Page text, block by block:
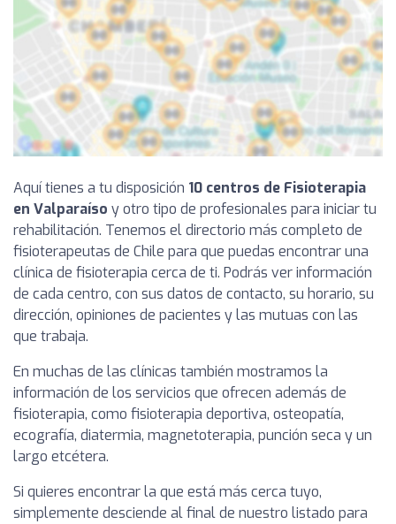
Aquí tienes a tu disposición 10 centros de Fisioterapia
en Valparaíso y otro tipo de profesionales para iniciar tu
rehabilitación. Tenemos el directorio más completo de
fisioterapeutas de Chile para que puedas encontrar una
clínica de fisioterapia cerca de ti. Podrás ver información
de cada centro, con sus datos de contacto, su horario, su
dirección, opiniones de pacientes y las mutuas con las
que trabaja.
En muchas de las clínicas también mostramos la
información de los servicios que ofrecen además de
fisioterapia, como fisioterapia deportiva, osteopatía,
ecografía, diatermia, magnetoterapia, punción seca y un
largo etcétera.
Si quieres encontrar la que está más cerca tuyo,
simplemente desciende al final de nuestro listado para